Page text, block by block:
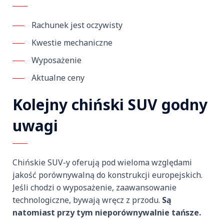
Rachunek jest oczywisty
Kwestie mechaniczne
Wyposażenie
Aktualne ceny
Kolejny chiński SUV godny
uwagi
Chińskie SUV-y oferują pod wieloma względami
jakość porównywalną do konstrukcji europejskich.
Jeśli chodzi o wyposażenie, zaawansowanie
technologiczne, bywają wręcz z przodu. Są
natomiast przy tym nieporównywalnie tańsze.